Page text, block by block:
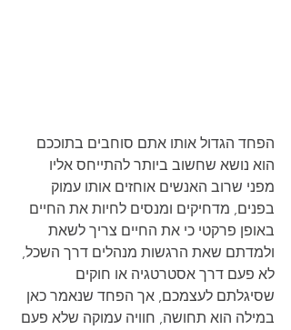
הפחד הגדול אותו אתם סוחבים בתוככם
הוא נושא שחשוב ביותר להתייחס אליו
מפני שרוב האנשים אוחזים אותו עמוק
בפנים, מדחיקים ומנסים לחיות את החיים
באופן פרקטי כי את החיים צריך לשאת
ולמדתם שאת הרגשות מנהלים דרך השכל,
לא פעם דרך אסטרטגיה או חוקים
שסיגלתם לעצמכם, אך הפחד שנאמר כאן
במילה הוא תחושה, חוויה עמוקה שלא פעם